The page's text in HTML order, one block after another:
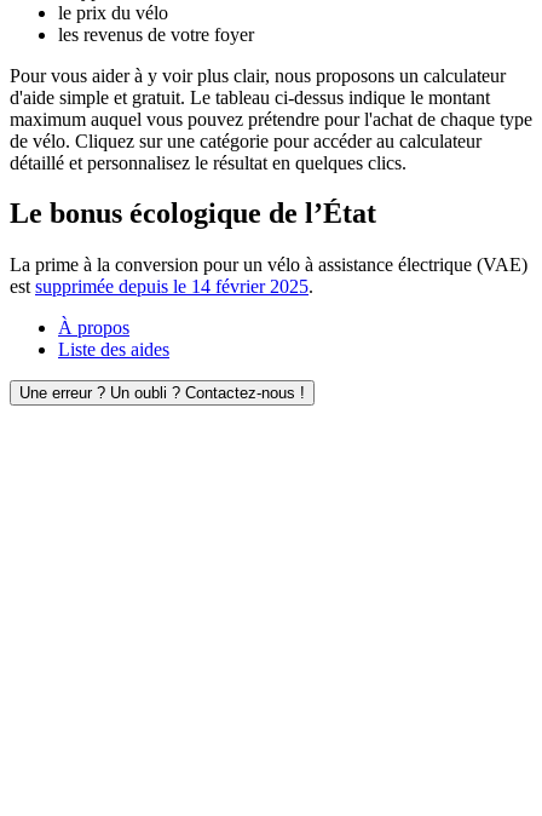
le prix du vélo
les revenus de votre foyer
Pour vous aider à y voir plus clair, nous proposons un calculateur
d'aide simple et gratuit. Le tableau ci-dessus indique le montant
maximum auquel vous pouvez prétendre pour l'achat de chaque type
de vélo. Cliquez sur une catégorie pour accéder au calculateur
détaillé et personnalisez le résultat en quelques clics.
Le bonus écologique de l’État
La prime à la conversion pour un vélo à assistance électrique (VAE)
est supprimée depuis le 14 février 2025.
À propos
Liste des aides
Une erreur ? Un oubli ? Contactez-nous !